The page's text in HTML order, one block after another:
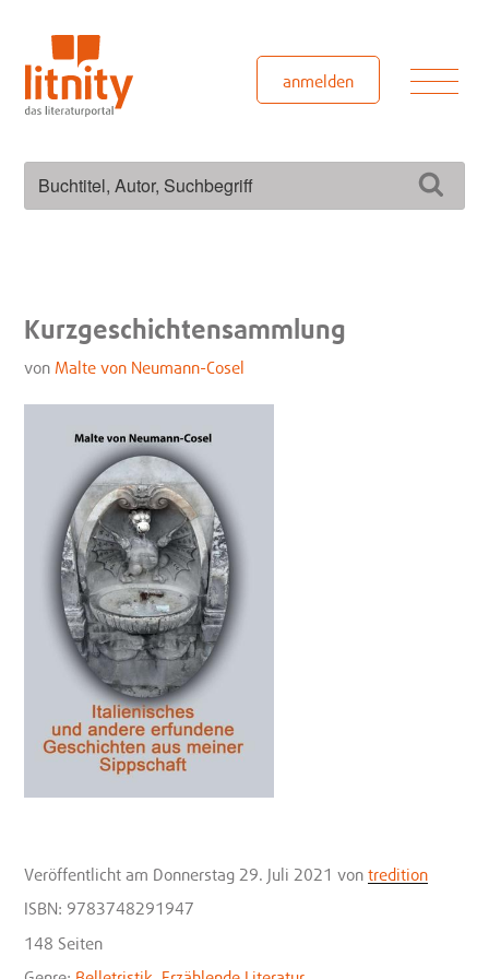
springen
anmelden
Kurzgeschichtensammlung
von Malte von Neumann-Cosel
Veröffentlicht am Donnerstag 29. Juli 2021 vontredition
ISBN: 9783748291947
148 Seiten